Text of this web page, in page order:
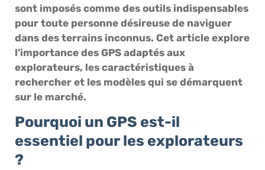
sont imposés comme des outils indispensables
pour toute personne désireuse de naviguer
dans des terrains inconnus. Cet article explore
l’importance des GPS adaptés aux
explorateurs, les caractéristiques à
rechercher et les modèles qui se démarquent
sur le marché.
Pourquoi un GPS est-il
essentiel pour les explorateurs
?